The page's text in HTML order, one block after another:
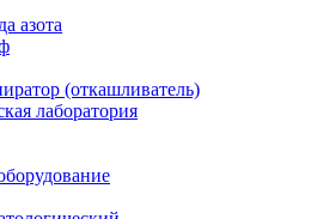
азота
(откашливатель)
лаборатория